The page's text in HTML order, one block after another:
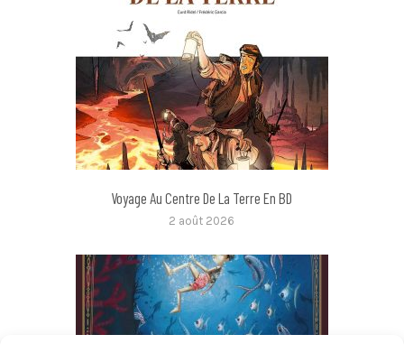
Voyage Au Centre De La Terre En BD
2 août 2026